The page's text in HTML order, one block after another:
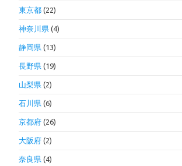
東京都 (22)
神奈川県 (4)
静岡県 (13)
長野県 (19)
山梨県 (2)
石川県 (6)
京都府 (26)
大阪府 (2)
奈良県 (4)